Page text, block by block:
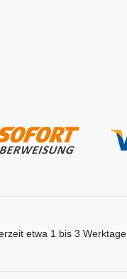
etwa 1 bis 3 Werktage